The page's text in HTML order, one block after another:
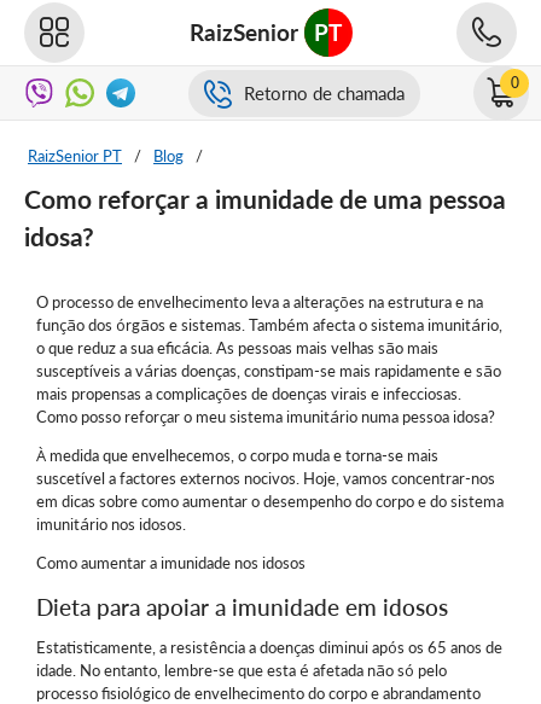
RaizSenior PT
Retorno de chamada 0
RaizSenior PT / Blog /
Como reforçar a imunidade de uma pessoa
idosa?
O processo de envelhecimento leva a alterações na estrutura e na
função dos órgãos e sistemas. Também afecta o sistema imunitário,
o que reduz a sua eficácia. As pessoas mais velhas são mais
susceptíveis a várias doenças, constipam-se mais rapidamente e são
mais propensas a complicações de doenças virais e infecciosas.
Como posso reforçar o meu sistema imunitário numa pessoa idosa?
À medida que envelhecemos, o corpo muda e torna-se mais
suscetível a factores externos nocivos. Hoje, vamos concentrar-nos
em dicas sobre como aumentar o desempenho do corpo e do sistema
imunitário nos idosos.
Como aumentar a imunidade nos idosos
Dieta para apoiar a imunidade em idosos
Estatisticamente, a resistência a doenças diminui após os 65 anos de
idade. No entanto, lembre-se que esta é afetada não só pelo
processo fisiológico de envelhecimento do corpo e abrandamento